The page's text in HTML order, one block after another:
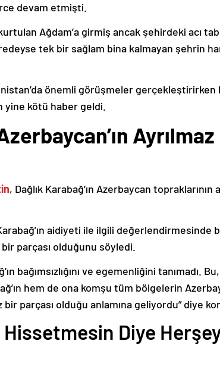
devam etmişti.
Ağdam’a girmiş ancak şehirdeki acı
tek bir sağlam bina kalmayan şehrin
önemli görüşmeler gerçekleştirirken
yine kötü haber geldi.
, Dağlık Karabağ’ın Azerbaycan topraklarının
aidiyeti ile ilgili değerlendirmesinde
parçası olduğunu söyledi.
bağımsızlığını ve egemenliğini tanımadı.
hem de ona komşu tüm bölgelerin
parçası olduğu anlamına geliyordu” diye
Hissetmesin Diye